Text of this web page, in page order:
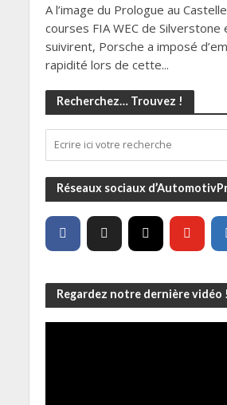
A l’image du Prologue au
courses FIA WEC de Silverstone
suivirent, Porsche a imposé
rapidité lors de cette...
Recherchez… Trouvez !
Réseaux sociaux
Regardez notre dernière vidéo !